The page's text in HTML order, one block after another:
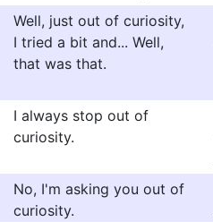
Well, just out of curiosity,
I tried a bit and... Well,
that was that.
I always stop out of
curiosity.
No, I'm asking you out of
curiosity.